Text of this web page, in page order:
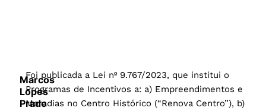
Foi publicada a Lei nº 9.767/2023, que institui o
Programas de Incentivos a: a) Empreendimentos e
Moradias no Centro Histórico (“Renova Centro”), b)
Marcos
Lopes
Prado